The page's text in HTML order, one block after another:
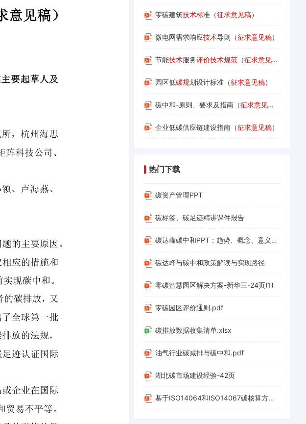
零碳建筑技术标准（征求意见稿）
微电网需求响应技术导则（征求意见稿）
节能技术服务评价技术规范 （征求意见稿
园区低碳规划设计标准（征求意见稿）
碳中和-原则、要求及指南（征求意见稿
企业低碳供应链建设指南（征求意见稿）
热门下载
碳资产管理PPT
碳标签、碳足迹精讲课件报告
碳达峰碳中和PPT：趋势、概念、意义、路径与探索（碳达峰碳中和相关内容介绍及减污降碳的路径解读）(1)
碳达峰与碳中和政策解读与实现路径
零碳智慧园区解决方案-新华三-24页(1)
零碳园区评价通则.pdf
碳排放数据收集清单.xlsx
油气行业碳减排与碳中和.pdf
湖北碳市场建设经验-42页
基于ISO14064和ISO14067碳核算方法应用-20220312-山西科城能源环境创新研究院-39页.pdf